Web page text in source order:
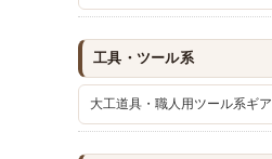
工具・ツール系
大工道具・職人用ツール系ギア